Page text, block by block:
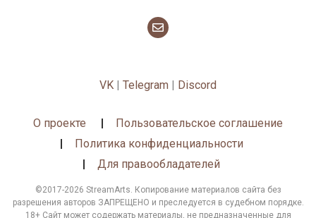
VK | Telegram | Discord
О проекте
Пользовательское соглашение
Политика конфиденциальности
Для правообладателей
©2017-2026 StreamArts. Копирование материалов сайта без
разрешения авторов ЗАПРЕЩЕНО и преследуется в судебном порядке.
18+ Сайт может содержать материалы, не предназначенные для